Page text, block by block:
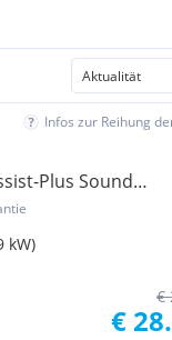
Infos zur Reihung
Plus Sound
kW)
€
€